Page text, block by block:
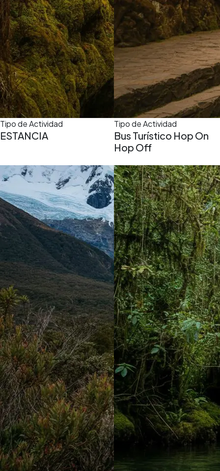
Tipo de Actividad
ESTANCIA
Tipo de Actividad
Bus Turístico Hop On
Hop Off